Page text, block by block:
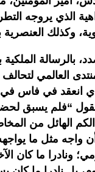
الذي يروجه
وكذلك العنصرية
بالرسالة الملكية
العالمي
“فلم يسبق
الهائل من
واجه مثل ما
ونادرا ما كان